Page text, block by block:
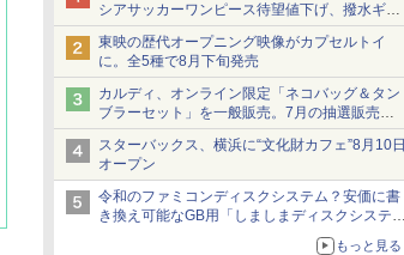
シアサッカーワンピース待望値下げ、撥水ギア
ショーツは1990円に
東映の歴代オープニング映像がカプセルトイ
に。全5種で8月下旬発売
カルディ、オンライン限定「ネコバッグ＆タン
ブラーセット」を一般販売。7月の抽選販売の
当選無効分
スターバックス、横浜に“文化財カフェ”8月10日
オープン
令和のファミコンディスクシステム？安価に書
き換え可能なGB用「しましまディスクシステ
もっと見る